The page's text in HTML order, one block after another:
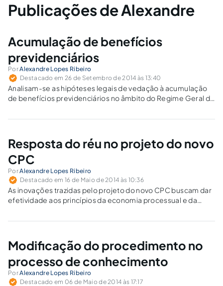
Publicações de Alexandre
Acumulação de benefícios
previdenciários
PorAlexandre Lopes Ribeiro
Destacado em 26 de Setembro de 2014 às 13:40
Analisam-se as hipóteses legais de vedação à acumulação
de benefícios previdenciários no âmbito do Regime Geral de
possível o recebimento conjunto de mais de um benefício
Resposta do réu no projeto do novo
CPC
PorAlexandre Lopes Ribeiro
Destacado em 16 de Maio de 2014 às 10:36
As inovações trazidas pelo projeto do novo CPC buscam dar
efetividade aos princípios da economia processual e da
réu, há simplificação do procedimento, diante da
Modificação do procedimento no
processo de conhecimento
PorAlexandre Lopes Ribeiro
Destacado em 06 de Maio de 2014 às 17:17